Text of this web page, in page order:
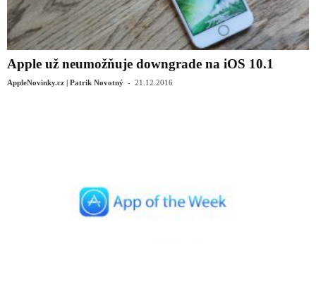
Apple už neumožňuje downgrade na iOS 10.1
AppleNovinky.cz | Patrik Novotný - 21.12.2016